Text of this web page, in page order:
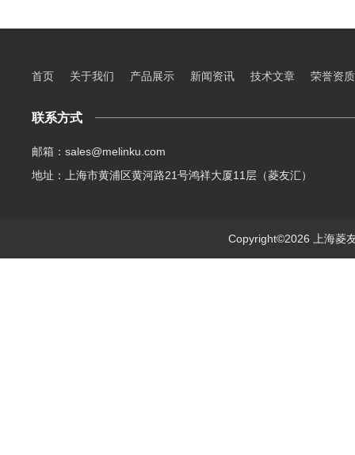
首页 关于我们 产品展示 新闻资讯 技术文章 荣誉资质
联系方式
邮箱：sales@melinku.com
地址：上海市黄浦区黄河路21号鸿祥大厦11层（菱友汇）
Copyright©2026 上海菱